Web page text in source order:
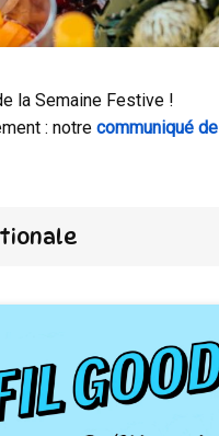
la Semaine Festive !
: notre communiqué de